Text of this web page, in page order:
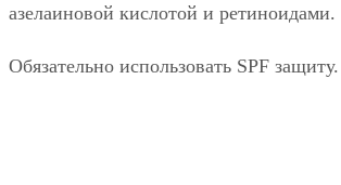
азелаиновой кислотой и ретиноидами.
Обязательно использовать SPF защиту.